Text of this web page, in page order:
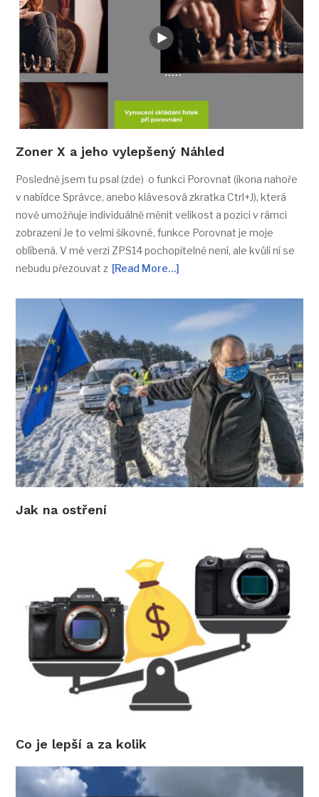
Zoner X a jeho vylepšený Náhled
Posledně jsem tu psal (zde) o funkci Porovnat (ikona nahoře
v nabídce Správce, anebo klávesová zkratka Ctrl+J), která
nově umožňuje individuálně měnit velikost a pozici v rámci
zobrazení Je to velmi šikovné, funkce Porovnat je moje
oblíbená. V mé verzi ZPS14 pochopitelně není, ale kvůli ní se
nebudu přezouvat z [Read More…]
Jak na ostření
Co je lepší a za kolik